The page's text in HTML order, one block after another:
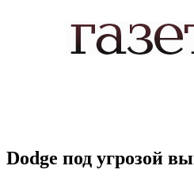
Dodge под угрозой